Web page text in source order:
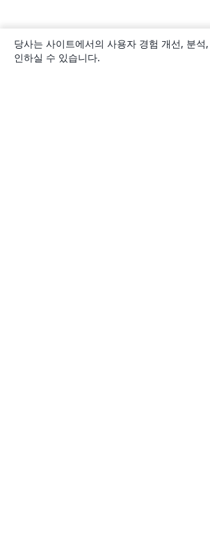
당사는 사이트에서의 사용자 경험 개선, 분
인하실 수 있습니다.